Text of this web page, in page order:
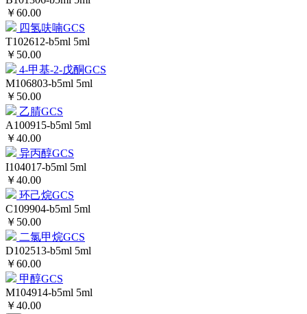
￥60.00
四氢呋喃GCS
T102612-b5ml 5ml
￥50.00
4-甲基-2-戊酮GCS
M106803-b5ml 5ml
￥50.00
乙腈GCS
A100915-b5ml 5ml
￥40.00
异丙醇GCS
I104017-b5ml 5ml
￥40.00
环己烷GCS
C109904-b5ml 5ml
￥50.00
二氯甲烷GCS
D102513-b5ml 5ml
￥60.00
甲醇GCS
M104914-b5ml 5ml
￥40.00